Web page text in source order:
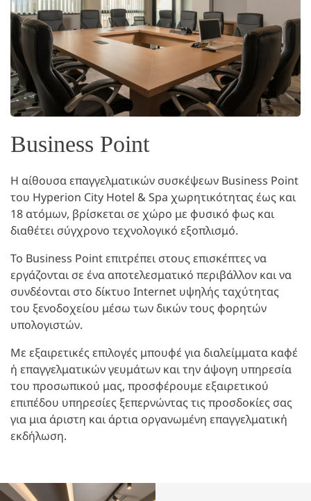
Business Point
Η αίθουσα επαγγελματικών συσκέψεων Business Point
του Hyperion City Hotel & Spa χωρητικότητας έως και
18 ατόμων, βρίσκεται σε χώρο με φυσικό φως και
διαθέτει σύγχρονο τεχνολογικό εξοπλισμό.
Το Business Point επιτρέπει στους επισκέπτες να
εργάζονται σε ένα αποτελεσματικό περιβάλλον και να
συνδέονται στο δίκτυο Internet υψηλής ταχύτητας
του ξενοδοχείου μέσω των δικών τους φορητών
υπολογιστών.
Με εξαιρετικές επιλογές μπουφέ για διαλείμματα καφέ
ή επαγγελματικών γευμάτων και την άψογη υπηρεσία
του προσωπικού μας, προσφέρουμε εξαιρετικού
επιπέδου υπηρεσίες ξεπερνώντας τις προσδοκίες σας
για μια άριστη και άρτια οργανωμένη επαγγελματική
εκδήλωση.